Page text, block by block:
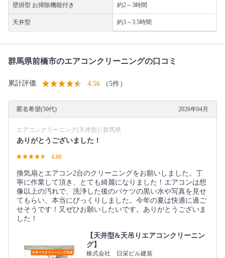
壁掛型 お掃除機能付き 約2～3時間
天井型 約3～3.5時間
群馬県前橋市のエアコンクリーニングの口コミ
累計評価 4.56 （5件）
匿名希望(50代) 2026年04月
エアコンクリーニング(天井型) | 群馬県
ありがとうございました！
4.80
換気扇とエアコン2台のクリーニングをお願いしました。丁
寧に作業して頂き、とても綺麗になりました！エアコンは想
像以上の汚れで、洗浄した後のバケツの黒い水や写真を見せ
てもらい、本当にびっくりしました。今年の夏は快適に過ご
せそうです！又ぜひお願いしたいです。ありがとうございま
した！
【天井型&天吊りエアコンクリーニン
グ】
株式会社 日栄ビル建装